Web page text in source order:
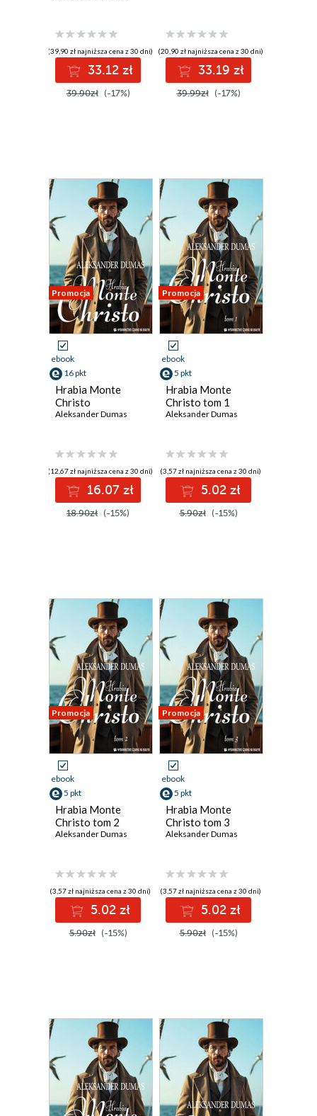
(39,90 zł najniższa cena z 30 dni)
33.12 zł
39.90zł (-17%)
(20,90 zł najniższa cena z 30 dni)
33.19 zł
39.99zł (-17%)
Promocja
ebook
16 pkt
Hrabia Monte
Christo
Aleksander Dumas
(12,67 zł najniższa cena z 30 dni)
16.07 zł
18.90zł (-15%)
Promocja
ebook
5 pkt
Hrabia Monte
Christo tom 1
Aleksander Dumas
(3,57 zł najniższa cena z 30 dni)
5.02 zł
5.90zł (-15%)
Promocja
ebook
5 pkt
Hrabia Monte
Christo tom 2
Aleksander Dumas
(3,57 zł najniższa cena z 30 dni)
5.02 zł
5.90zł (-15%)
Promocja
ebook
5 pkt
Hrabia Monte
Christo tom 3
Aleksander Dumas
(3,57 zł najniższa cena z 30 dni)
5.02 zł
5.90zł (-15%)